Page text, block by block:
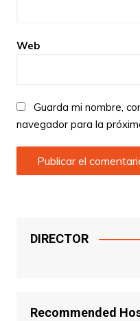
Web
Guarda mi nombre,
navegador para la
DIRECTOR
Recommended